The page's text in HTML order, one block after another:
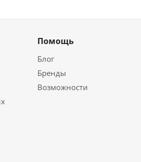
Помощь
Блог
Бренды
Возможности